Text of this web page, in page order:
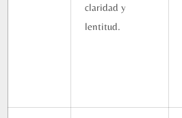
claridad y
lentitud.